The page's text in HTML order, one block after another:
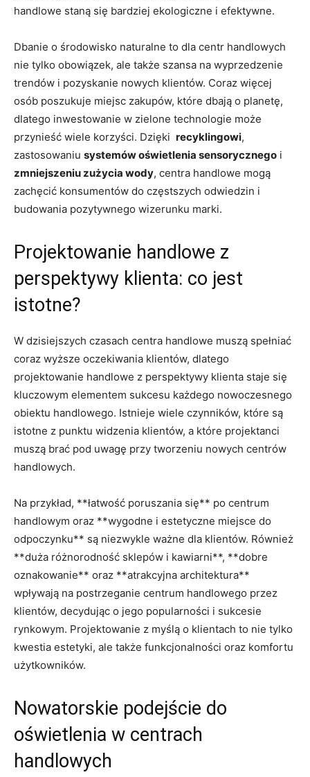
handlowe staną się ⁢bardziej ekologiczne i efektywne.
Dbanie ⁤o środowisko naturalne to dla centr handlowych
nie tylko obowiązek, ale także szansa na‍ wyprzedzenie⁣
trendów i pozyskanie nowych klientów. Coraz więcej
osób⁢ poszukuje miejsc zakupów, które dbają o planetę,
dlatego​ inwestowanie‌ w ⁢zielone ⁤technologie może
przynieść wiele korzyści. Dzięki ‌ recyklingowi,
zastosowaniu systemów oświetlenia sensorycznego i ⁣
zmniejszeniu zużycia wody, centra handlowe mogą‌
zachęcić konsumentów do częstszych odwiedzin ‌i
budowania pozytywnego wizerunku marki.
Projektowanie handlowe z
perspektywy klienta: co jest
‍istotne?
W dzisiejszych⁢ czasach centra handlowe muszą ⁣spełniać
coraz wyższe oczekiwania klientów, dlatego
projektowanie handlowe z‌ perspektywy klienta staje ⁤się
kluczowym elementem sukcesu każdego nowoczesnego
obiektu handlowego. Istnieje wiele czynników, które są
istotne z punktu widzenia klientów, ​a które⁣ projektanci
muszą brać pod uwagę przy tworzeniu nowych ⁣centrów
handlowych.
Na przykład, **łatwość ‌poruszania się**⁤ po centrum
handlowym oraz **wygodne i estetyczne miejsce ⁢do
odpoczynku** są niezwykle ważne dla klientów. Również
**duża różnorodność sklepów i kawiarni**, **dobre
oznakowanie** ​oraz **atrakcyjna‌ architektura**
wpływają na postrzeganie centrum handlowego przez
klientów,‍ decydując ​o jego popularności i sukcesie
rynkowym. Projektowanie z myślą o klientach to nie tylko
kwestia estetyki, ale także ​funkcjonalności oraz komfortu
użytkowników.
Nowatorskie ⁤podejście ⁢do
oświetlenia‍ w centrach
handlowych